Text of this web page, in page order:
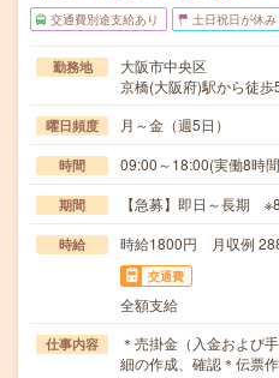
交通費別途支給あり 土日祝日が休み
勤務地
大阪市中央区
京橋(大阪府)駅から徒歩
曜日頻度 月～金（週5日）
時間 09:00～18:00(実働8時
期間 【急募】即日～長期
時給 時給1800円 月収例
交通費
全額支給
仕事内容
＊売掛金（入金および
細の作成、確認＊伝票